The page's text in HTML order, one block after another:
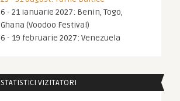
6 - 21 ianuarie 2027: Benin, Togo,
Ghana (Voodoo Festival)
6 - 19 februarie 2027: Venezuela
STATISTICI VIZITATORI